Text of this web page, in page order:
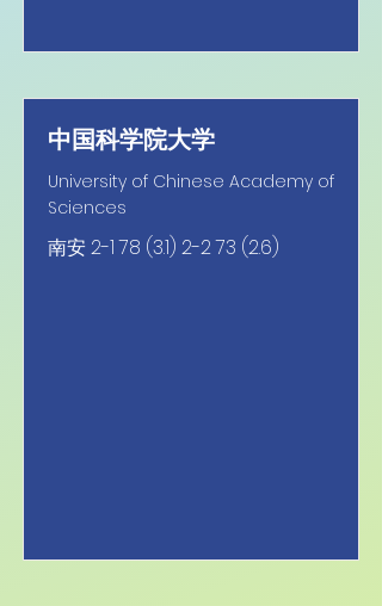
中国科学院大学
University of Chinese Academy of
Sciences
南安2-1 78 (3.1) 2-2 73 (2.6)